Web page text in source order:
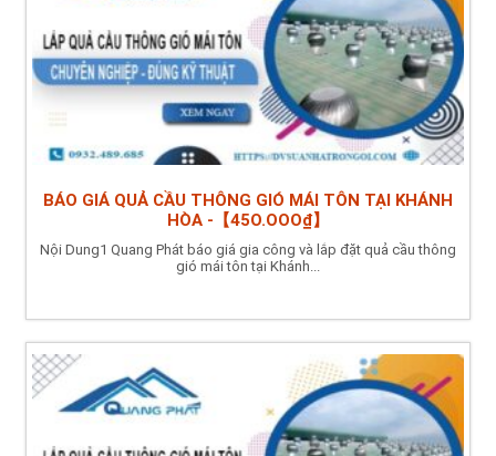
BÁO GIÁ QUẢ CẦU THÔNG GIÓ MÁI TÔN TẠI KHÁNH
HÒA -【45O.OOO₫】
Nội Dung1 Quang Phát báo giá gia công và lắp đặt quả cầu thông
gió mái tôn tại Khánh...